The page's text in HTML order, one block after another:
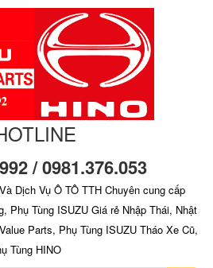
/ 0981.376.053
Dịch Vụ Ô TÔ TTH Chuyên cung cấp
Phụ Tùng ISUZU Giá rẻ Nhập Thái, Nhật
Parts, Phụ Tùng ISUZU Tháo Xe Cũ,
Tùng HINO